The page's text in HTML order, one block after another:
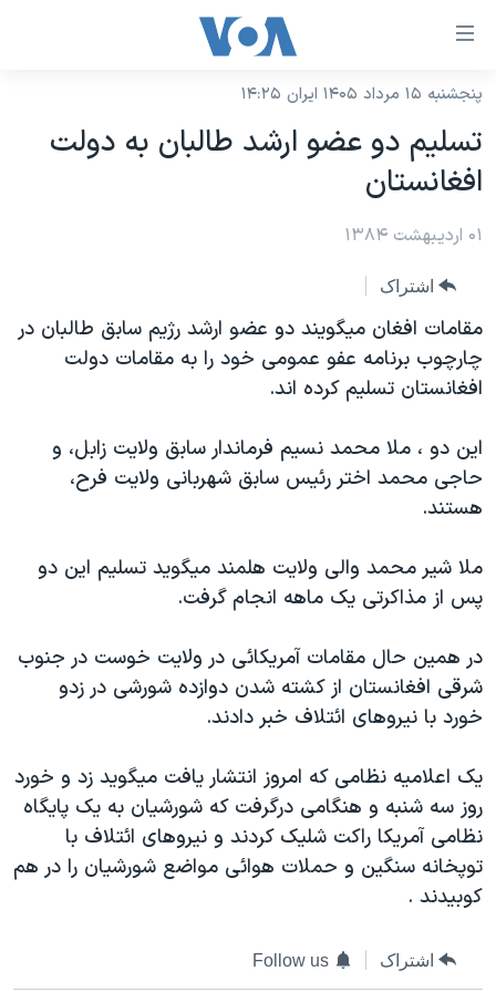
لینکهای
دسترسی
جهش
به
محتوای
اصلی
جهش
صفحه
اصلی
جهش
به
جستجو
نسخه سبک وب‌سایت
موضوع ها
ایران
آمریکا
جهان
ورزشی
گزیده‌ها
ویژه برنامه‌ها
ویدیوها
فرهنگ و زندگی
حقوق شهروندی
اقتصادی
اسرائیل در جنگ
گالری عکس
برنامه های تلویزیونی
جدول برنامه ها
صفحه‌های ویژه
جام جهانی ۲۰۲۶
عملیات خشم حماسی
بایگانی برنامه‌های تلویزیونی
مستندها
انتخابات ریاست جمهوری آمریکا ۲۰۲۴
حمله جمهوری اسلامی به اسرائیل
ورزش زنان در ایران
اعتراضات زن، زندگی، آزادی
تریبونال مردمی آبان ۹۸
دادگاه حمید نوری
چهل سال گروگان‌گیری
اعتراضات مردمی آبان ۹۸
فرکانس‌های صدای آمریکا
پخش رادیویی
یادگیری زبان انگلیسی
دنبال کنید
زبانهای مختلف
پنجشنبه ۱۵ مرداد ۱۴۰۵ ایران ۱۴:۲۵
تسليم دو عضو ارشد طالبان به دولت
افغانستان
۰۱ اردیبهشت ۱۳۸۴
اشتراک
مقامات افغان ميگويند دو عضو ارشد رژيم سابق طالبان در
چارچوب برنامه عفو عمومی خود را به مقامات دولت
افغانستان تسليم کرده اند.
اين دو ، ملا محمد نسيم فرماندار سابق ولايت زابل، و
حاجی محمد اختر رئيس سابق شهربانی ولايت فرح،
هستند.
ملا شير محمد والی ولايت هلمند ميگويد تسليم اين دو
پس از مذاکرتی يک ماهه انجام گرفت.
در همين حال مقامات آمريکائی در ولايت خوست در جنوب
شرقی افغانستان از کشته شدن دوازده شورشی در زدو
خورد با نيروهای ائتلاف خبر دادند.
يک اعلاميه نظامی که امروز انتشار يافت ميگويد زد و خورد
روز سه شنبه و هنگامی درگرفت که شورشيان به يک پايگاه
نظامی آمريکا راکت شليک کردند و نيروهای ائتلاف با
توپخانه سنگين و حملات هوائی مواضع شورشيان را در هم
کوبيدند .
اشتراک Follow us